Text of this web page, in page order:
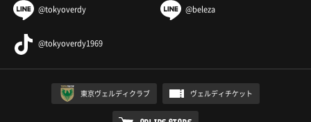
@tokyoverdy @beleza
@tokyoverdy1969
東京ヴェルディクラブ ヴェルディチケット